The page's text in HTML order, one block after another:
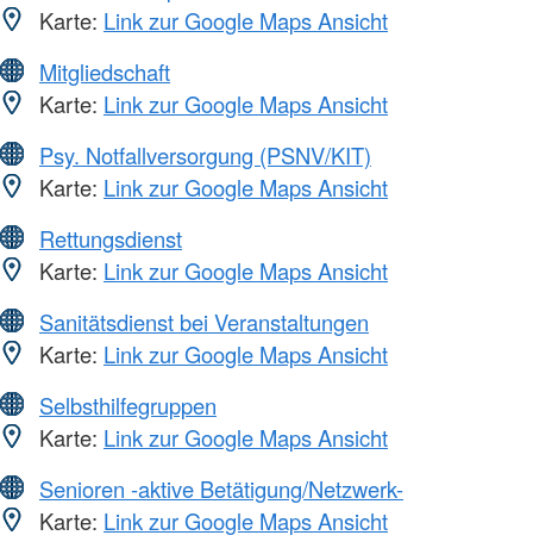
Karte: Link zur Google Maps Ansicht
Mitgliedschaft
Karte: Link zur Google Maps Ansicht
Psy. Notfallversorgung (PSNV/KIT)
Karte: Link zur Google Maps Ansicht
Rettungsdienst
Karte: Link zur Google Maps Ansicht
Sanitätsdienst bei Veranstaltungen
Karte: Link zur Google Maps Ansicht
Selbsthilfegruppen
Karte: Link zur Google Maps Ansicht
Senioren -aktive Betätigung/Netzwerk-
Karte: Link zur Google Maps Ansicht